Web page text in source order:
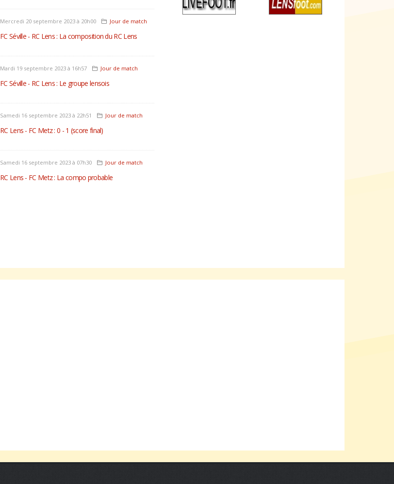
Mercredi 20 septembre 2023 à 20h00 Jour de match
FC Séville - RC Lens : La composition du RC Lens
Mardi 19 septembre 2023 à 16h57 Jour de match
FC Séville - RC Lens : Le groupe lensois
Samedi 16 septembre 2023 à 22h51 Jour de match
RC Lens - FC Metz : 0 - 1 (score final)
Samedi 16 septembre 2023 à 07h30 Jour de match
RC Lens - FC Metz : La compo probable